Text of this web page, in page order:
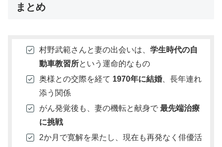
まとめ
村野武範さんと妻の出会いは、 学生時代の自
動車教習所という運命的なもの
奥様との交際を経て 1970年に結婚、長年連れ
添う関係
がん発覚後も、妻の機転と献身で 最先端治療
に挑戦
2か月で寛解を果たし、現在も再発なく俳優活